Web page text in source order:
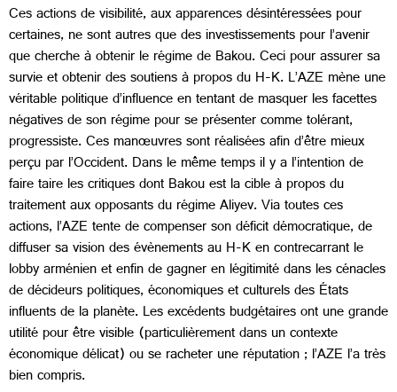
Ces actions de visibilité, aux apparences désintéressées pour
certaines, ne sont autres que des investissements pour l’avenir
que cherche à obtenir le régime de Bakou. Ceci pour assurer sa
survie et obtenir des soutiens à propos du H-K. L’AZE mène une
véritable politique d’influence en tentant de masquer les facettes
négatives de son régime pour se présenter comme tolérant,
progressiste. Ces manœuvres sont réalisées afin d’être mieux
perçu par l’Occident. Dans le même temps il y a l’intention de
faire taire les critiques dont Bakou est la cible à propos du
traitement aux opposants du régime Aliyev. Via toutes ces
actions, l’AZE tente de compenser son déficit démocratique, de
diffuser sa vision des évènements au H-K en contrecarrant le
lobby arménien et enfin de gagner en légitimité dans les cénacles
de décideurs politiques, économiques et culturels des États
influents de la planète. Les excédents budgétaires ont une grande
utilité pour être visible (particulièrement dans un contexte
économique délicat) ou se racheter une réputation ; l’AZE l’a très
bien compris.